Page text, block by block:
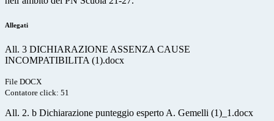
Allegati
All. 3 DICHIARAZIONE ASSENZA CAUSE
INCOMPATIBILITA (1).docx
File DOCX
Contatore click: 51
All. 2. b Dichiarazione punteggio esperto A. Gemelli (1)_1.docx